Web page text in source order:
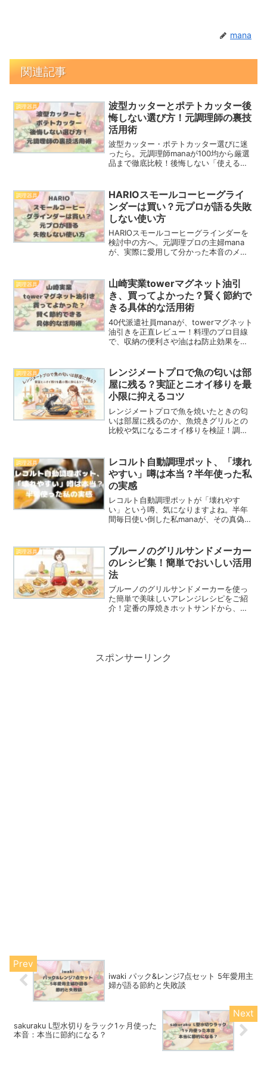
mana
関連記事
調理器具
波型カッターとポテトカッター後
悔しない選び方！元調理師の裏技
活用術
波型カッター・ポテトカッター選びに迷
ったら。元調理師manaが100均から厳選
品まで徹底比較！後悔しない「使える」
す。
調理器具
HARIOスモールコーヒーグライ
ンダーは買い？元プロが語る失敗
しない使い方
HARIOスモールコーヒーグラインダーを
検討中の方へ。元調理プロの主婦mana
が、実際に愛用して分かった本音のメリ
おうちコーヒーを賢く節約しながら楽し
む方法をお伝えします。
調理器具
山崎実業towerマグネット油引
き、買ってよかった？賢く節約で
きる具体的な活用術
40代派遣社員manaが、towerマグネット
油引きを正直レビュー！料理のプロ目線
で、収納の便利さや油はね防止効果を徹
調理器具
レンジメートプロで魚の匂いは部
屋に残る？実証とニオイ移りを最
小限に抑えるコツ
レンジメートプロで魚を焼いたときの匂
いは部屋に残るのか、魚焼きグリルとの
比較や気になるニオイ移りを検証！調理
曹・クエン酸のお手入れ方法まで詳しく
解説します。マンションで部屋の匂いに
悩む方も必見です。
調理器具
レコルト自動調理ポット、「壊れ
やすい」噂は本当？半年使った私
の実感
レコルト自動調理ポットが「壊れやす
い」という噂、気になりますよね。半年
間毎日使い倒した私manaが、その真偽と
に食卓を豊かにしませんか？
調理器具
ブルーノのグリルサンドメーカー
のレシピ集！簡単でおいしい活用
法
ブルーノのグリルサンドメーカーを使っ
た簡単で美味しいアレンジレシピをご紹
介！定番の厚焼きホットサンドから、グ
スポンサーリンク
iwaki パック&レンジ7点セット 5年愛用主
婦が語る節約と失敗談
sakuraku L型水切りをラック1ヶ月使った
本音：本当に節約になる？